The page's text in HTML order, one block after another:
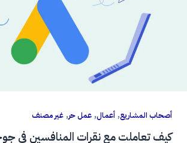
أصحاب المشاريع, أعمال, عمل حر, غير مصنف
كيف تعاملت مع نقرات المنافسين في